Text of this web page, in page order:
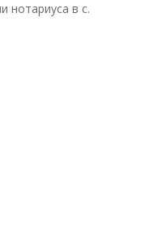
нотариуса в с.